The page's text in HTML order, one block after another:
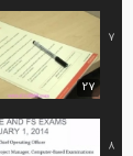
7
27
8